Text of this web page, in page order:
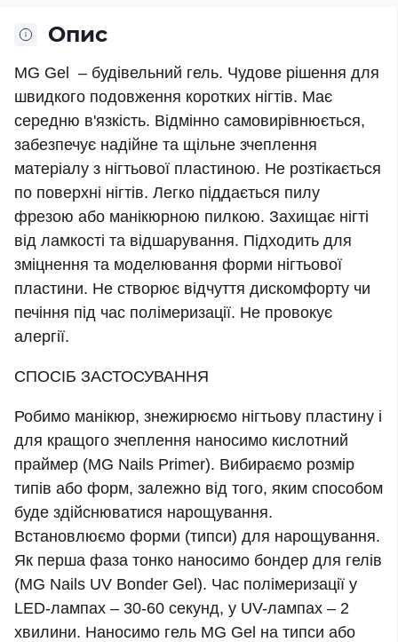
Опис
MG Gel – будівельний гель. Чудове рішення для
швидкого подовження коротких нігтів. Має
середню в'язкість. Відмінно самовирівнюється,
забезпечує надійне та щільне зчеплення
матеріалу з нігтьової пластиною. Не розтікається
по поверхні нігтів. Легко піддається пилу
фрезою або манікюрною пилкою. Захищає нігті
від ламкості та відшарування. Підходить для
зміцнення та моделювання форми нігтьової
пластини. Не створює відчуття дискомфорту чи
печіння під час полімеризації. Не провокує
алергії.
СПОСІБ ЗАСТОСУВАННЯ
Робимо манікюр, знежирюємо нігтьову пластину і
для кращого зчеплення наносимо кислотний
праймер (MG Nails Primer). Вибираємо розмір
типів або форм, залежно від того, яким способом
буде здійснюватися нарощування.
Встановлюємо форми (типси) для нарощування.
Як перша фаза тонко наносимо бондер для гелів
(MG Nails UV Bonder Gel). Час полімеризації у
LED-лампах – 30-60 секунд, у UV-лампах – 2
хвилини. Наносимо гель MG Gel на типси або